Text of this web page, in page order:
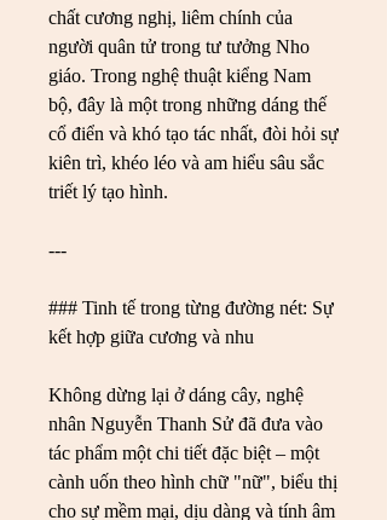
chất cương nghị, liêm chính của
người quân tử trong tư tưởng Nho
giáo. Trong nghệ thuật kiểng Nam
bộ, đây là một trong những dáng thế
cổ điển và khó tạo tác nhất, đòi hỏi sự
kiên trì, khéo léo và am hiểu sâu sắc
triết lý tạo hình.
---
### Tinh tế trong từng đường nét: Sự
kết hợp giữa cương và nhu
Không dừng lại ở dáng cây, nghệ
nhân Nguyễn Thanh Sử đã đưa vào
tác phẩm một chi tiết đặc biệt – một
cành uốn theo hình chữ "nữ", biểu thị
cho sự mềm mại, dịu dàng và tính âm